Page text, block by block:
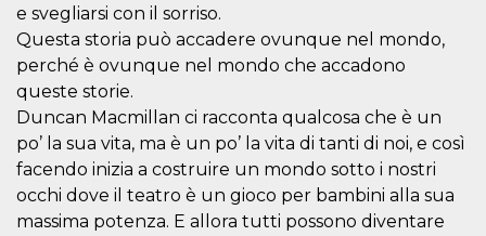
e svegliarsi con il sorriso.
Questa storia può accadere ovunque nel mondo,
perché è ovunque nel mondo che accadono
queste storie.
Duncan Macmillan ci racconta qualcosa che è un
po’ la sua vita, ma è un po’ la vita di tanti di noi, e così
facendo inizia a costruire un mondo sotto i nostri
occhi dove il teatro è un gioco per bambini alla sua
massima potenza. E allora tutti possono diventare
not the
browser has
cookies
PHPSESSID
PHP.net
oooh.events
Session
Cookie
generated
by
applications
based on
the PHP
language.
This is a